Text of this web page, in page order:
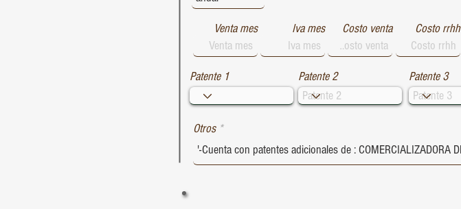
Venta mes Iva mes Costo venta Costo rrhh
Patente 1 Patente 2 Patente 3
Otros